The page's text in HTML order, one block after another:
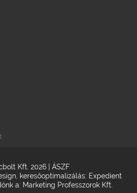
Kft. 2026 | ÁSZF
keresőoptimalizálás: Expedient
a: Marketing Professzorok Kft.